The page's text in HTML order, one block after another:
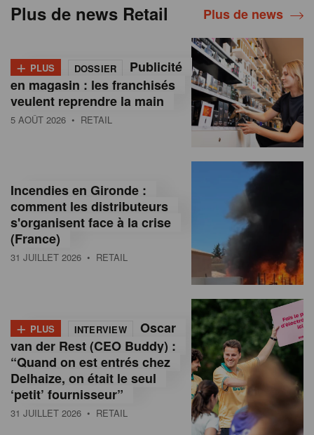
Plus de news Retail Plus de news
+ PLUS DOSSIER
Publicité
en magasin : les franchisés
veulent reprendre la main
5 AOÛT 2026 • RETAIL
Incendies en Gironde :
comment les distributeurs
s'organisent face à la crise
(France)
31 JUILLET 2026 • RETAIL
+ PLUS INTERVIEW
Oscar
van der Rest (CEO Buddy) :
“Quand on est entrés chez
Delhaize, on était le seul
‘petit’ fournisseur”
31 JUILLET 2026 • RETAIL